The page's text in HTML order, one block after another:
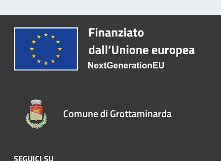
Comune di Grottaminarda
SEGUICI SU